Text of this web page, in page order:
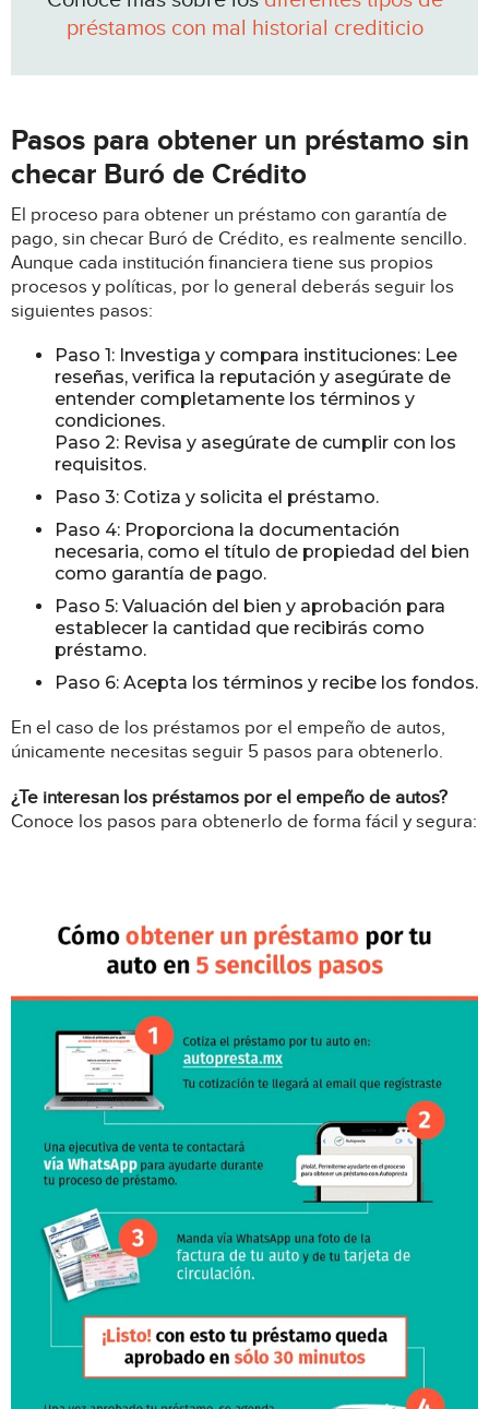
préstamos con mal historial crediticio
Pasos para obtener un préstamo sin
checar Buró de Crédito
El proceso para obtener un préstamo con garantía de
pago, sin checar Buró de Crédito, es realmente sencillo.
Aunque cada institución financiera tiene sus propios
procesos y políticas, por lo general deberás seguir los
siguientes pasos:
Paso 1: Investiga y compara instituciones: Lee
reseñas, verifica la reputación y asegúrate de
entender completamente los términos y
condiciones.
Paso 2: Revisa y asegúrate de cumplir con los
requisitos.
Paso 3: Cotiza y solicita el préstamo.
Paso 4: Proporciona la documentación
necesaria, como el título de propiedad del bien
como garantía de pago.
Paso 5: Valuación del bien y aprobación para
establecer la cantidad que recibirás como
préstamo.
Paso 6: Acepta los términos y recibe los fondos.
En el caso de los préstamos por el empeño de autos,
únicamente necesitas seguir 5 pasos para obtenerlo.
¿Te interesan los préstamos por el empeño de autos?
Conoce los pasos para obtenerlo de forma fácil y segura: